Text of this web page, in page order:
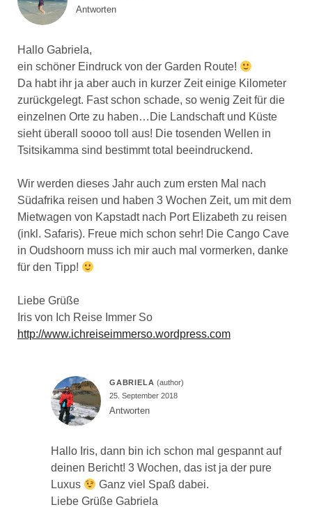
Antworten
Hallo Gabriela,
ein schöner Eindruck von der Garden Route!
Da habt ihr ja aber auch in kurzer Zeit einige Kilometer
zurückgelegt. Fast schon schade, so wenig Zeit für die
einzelnen Orte zu haben…Die Landschaft und Küste
sieht überall soooo toll aus! Die tosenden Wellen in
Tsitsikamma sind bestimmt total beeindruckend.
Wir werden dieses Jahr auch zum ersten Mal nach
Südafrika reisen und haben 3 Wochen Zeit, um mit dem
Mietwagen von Kapstadt nach Port Elizabeth zu reisen
(inkl. Safaris). Freue mich schon sehr! Die Cango Cave
in Oudshoorn muss ich mir auch mal vormerken, danke
für den Tipp!
Liebe Grüße
Iris von Ich Reise Immer So
http://www.ichreiseimmerso.wordpress.com
GABRIELA
25. September 2018
Antworten
Hallo Iris, dann bin ich schon mal gespannt auf
deinen Bericht! 3 Wochen, das ist ja der pure
Luxus
Ganz viel Spaß dabei.
Liebe Grüße Gabriela